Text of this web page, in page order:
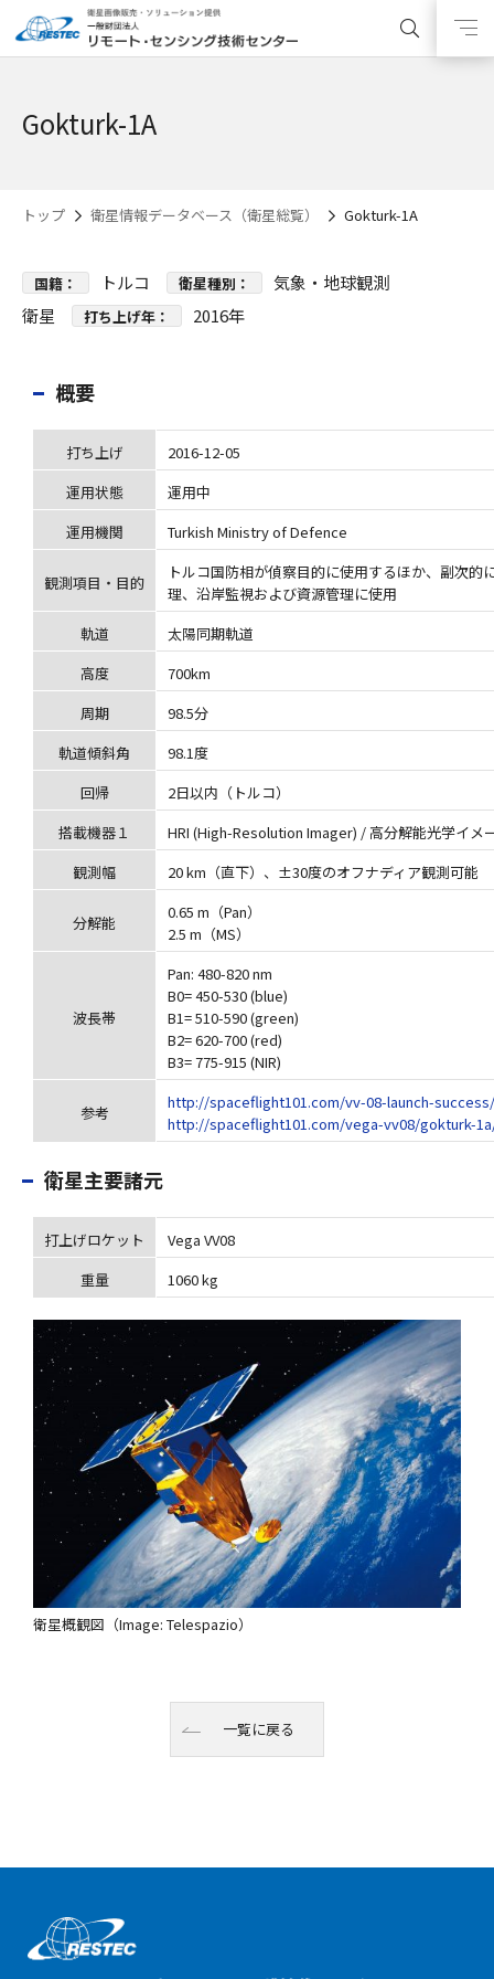
Gokturk-1A
トップ 衛星情報データベース（衛星総覧） Gokturk-1A
国籍： トルコ 衛星種別：
気象・地球観測
衛星
打ち上げ年： 2016年
概要
打ち上げ
2016-12-05
運用状態
運用中
運用機関
Turkish Ministry of Defence
観測項目・目的
トルコ国防相が偵察目的に使用するほか、副次的
理、沿岸監視および資源管理に使用
軌道
太陽同期軌道
高度
700km
周期
98.5分
軌道傾斜角
98.1度
回帰
2日以内（トルコ）
搭載機器１
HRI (High-Resolution Imager) / 高分解能光学イメ
観測幅
20 km（直下）、±30度のオフナディア観測可能
分解能
0.65 m（Pan）
2.5 m（MS）
波長帯
Pan: 480-820 nm
B0= 450-530 (blue)
B1= 510-590 (green)
B2= 620-700 (red)
B3= 775-915 (NIR)
参考
http://spaceflight101.com/vv-08-launch-success/
http://spaceflight101.com/vega-vv08/gokturk-
衛星主要諸元
打上げロケット
Vega VV08
重量
1060 kg
衛星概観図（Image: Telespazio）
一覧に戻る